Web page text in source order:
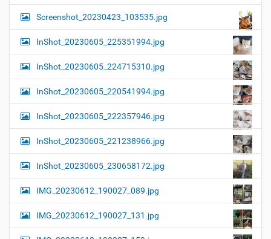
Screenshot_20230423_103535.jpg
InShot_20230605_225351994.jpg
InShot_20230605_224715310.jpg
InShot_20230605_220541994.jpg
InShot_20230605_222357946.jpg
InShot_20230605_221238966.jpg
InShot_20230605_230658172.jpg
IMG_20230612_190027_089.jpg
IMG_20230612_190027_131.jpg